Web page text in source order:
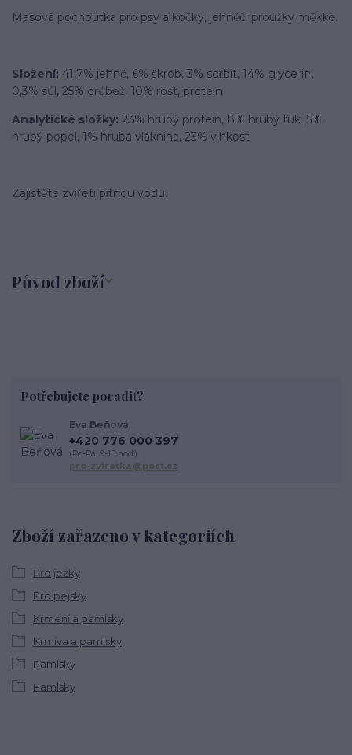
Masová pochoutka pro psy a kočky, jehněčí proužky měkké.
Složení: 41,7% jehně, 6% škrob, 3% sorbit, 14% glycerin,
0,3% sůl, 25% drůbež, 10% rost, protein
Analytické složky: 23% hrubý protein, 8% hrubý tuk, 5%
hrubý popel, 1% hrubá vláknina, 23% vlhkost
Zajistěte zvířeti pitnou vodu.
Původ zboží
Zboží zařazeno v kategoriích
Pro ježky
Pro pejsky
Krmení a pamlsky
Krmiva a pamlsky
Pamlsky
Pamlsky
Potřebujete poradit?
Eva Beňová
+420 776 000 397
(Po-Pá, 9-15 hod.)
pro-zviratka@post.cz